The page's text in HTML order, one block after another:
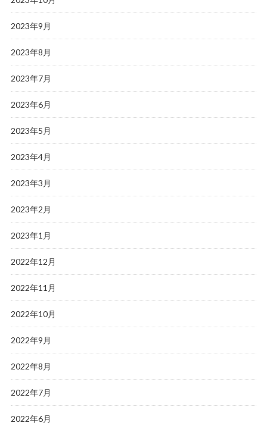
2023年9月
2023年8月
2023年7月
2023年6月
2023年5月
2023年4月
2023年3月
2023年2月
2023年1月
2022年12月
2022年11月
2022年10月
2022年9月
2022年8月
2022年7月
2022年6月